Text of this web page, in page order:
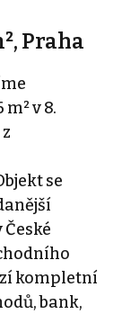
Praha
v 8.
se
kompletní
bank,